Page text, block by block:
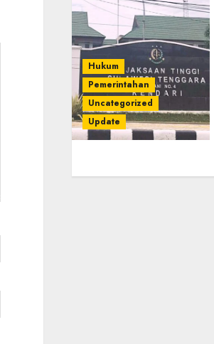
Hukum
Pemerintahan
Uncategorized
Update